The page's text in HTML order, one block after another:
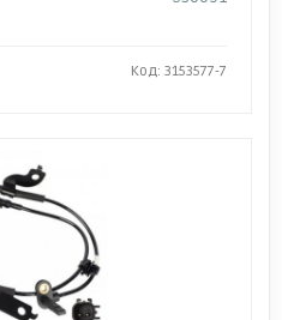
Код: 3153577-7